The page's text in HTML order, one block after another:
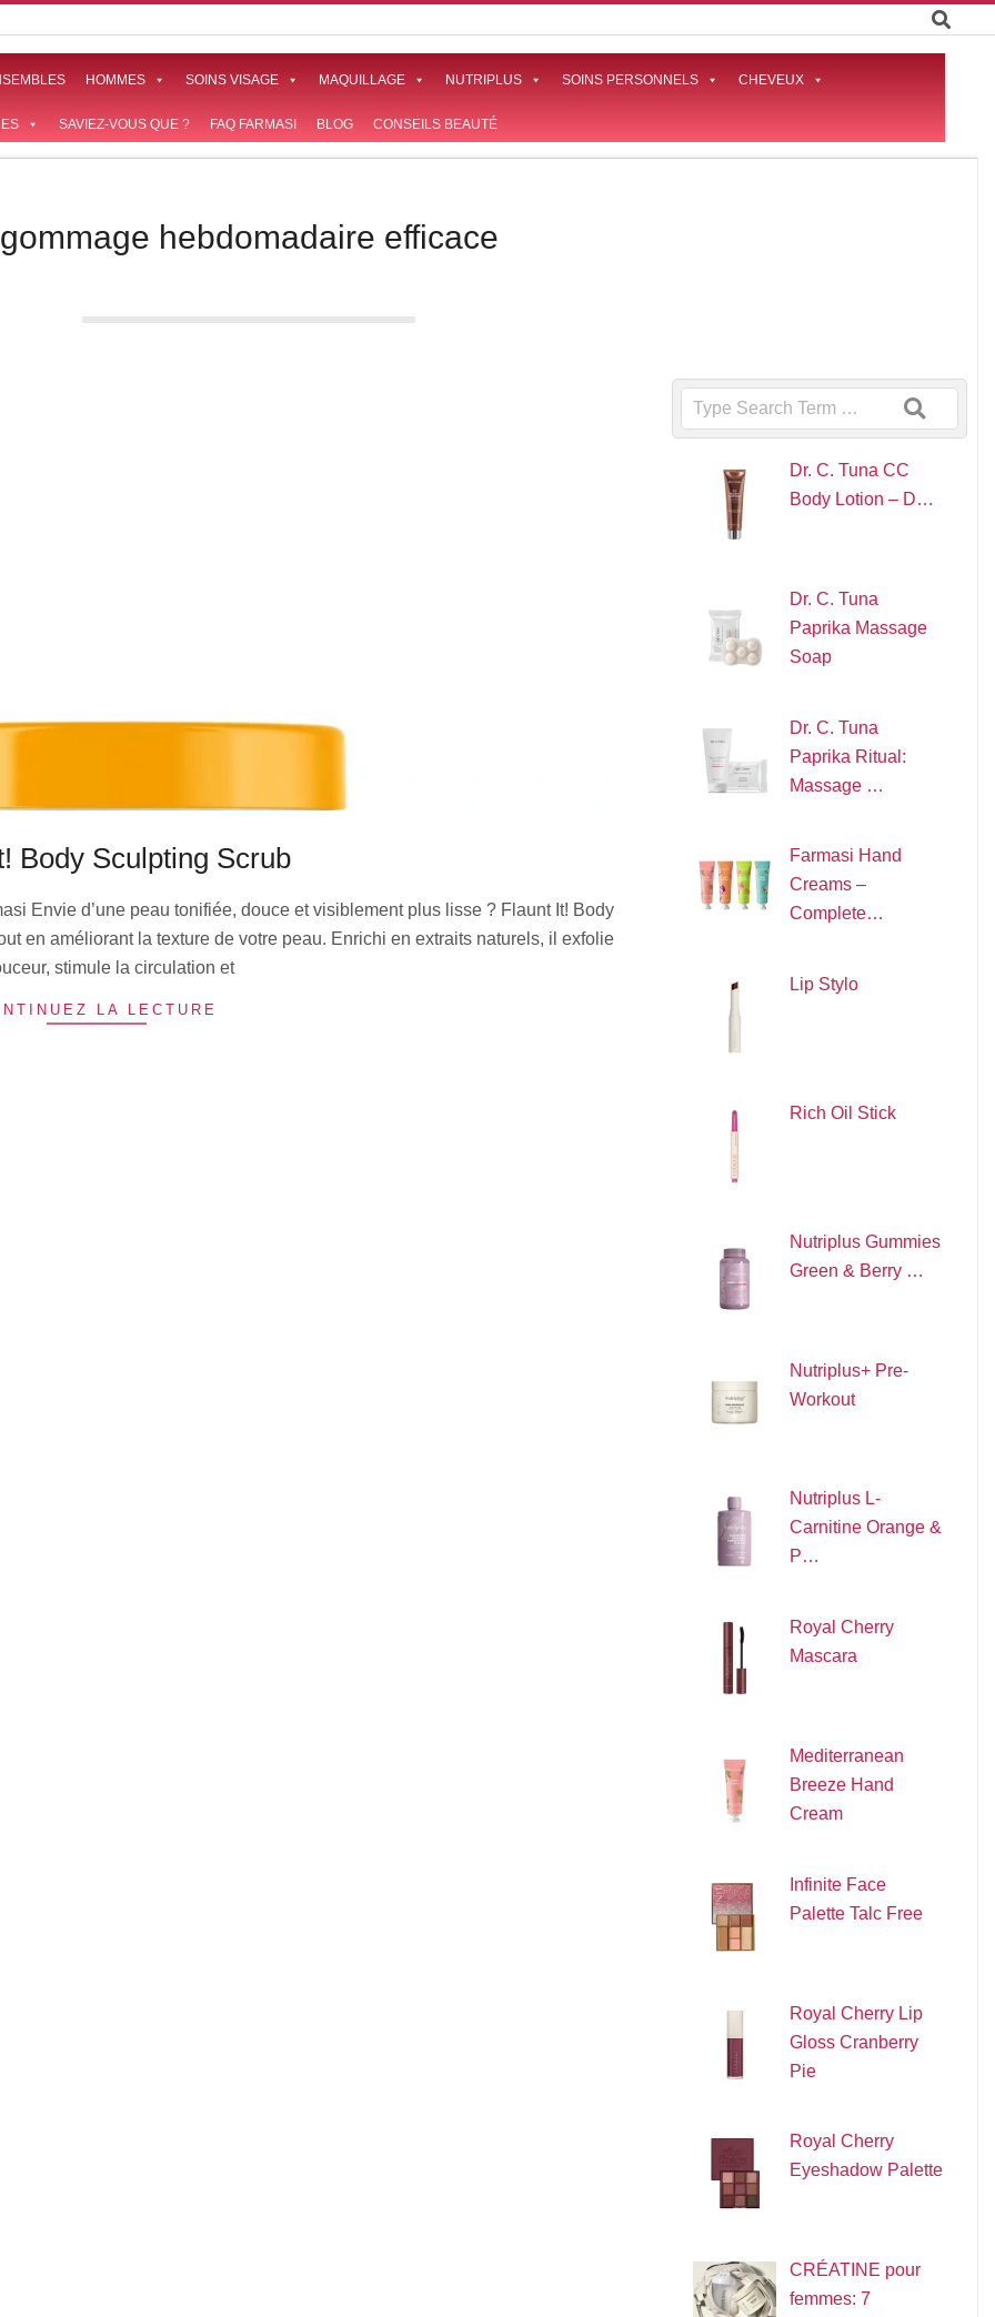
HOMMES SOINS VISAGE MAQUILLAGE NUTRIPLUS SOINS PERSONNELS CHEVEUX
SAVIEZ-VOUS QUE ? FAQ FARMASI BLOG CONSEILS BEAUTÉ
gommage hebdomadaire efficace
Body Sculpting Scrub
Envie d’une peau tonifiée, douce et visiblement plus lisse ? Flaunt It! Body
en améliorant la texture de votre peau. Enrichi en extraits naturels, il exfolie
stimule la circulation et
LA LECTURE
Search
Dr. C. Tuna CC
Body Lotion – D…
Dr. C. Tuna
Paprika Massage
Soap
Dr. C. Tuna
Paprika Ritual:
Massage …
Farmasi Hand
Creams –
Complete…
Lip Stylo
Rich Oil Stick
Nutriplus Gummies
Green & Berry …
Nutriplus+ Pre-
Workout
Nutriplus L-
Carnitine Orange &
P…
Royal Cherry
Mascara
Mediterranean
Breeze Hand
Cream
Infinite Face
Palette Talc Free
Royal Cherry Lip
Gloss Cranberry
Pie
Royal Cherry
Eyeshadow Palette
CRÉATINE pour
femmes: 7